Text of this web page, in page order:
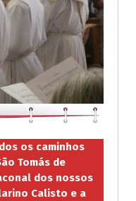
os caminhos
Tomás de
dos nossos
Calisto e a